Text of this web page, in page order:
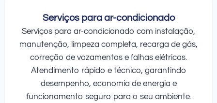
Serviços para ar-condicionado
Serviços para ar-condicionado com instalação,
manutenção, limpeza completa, recarga de gás,
correção de vazamentos e falhas elétricas.
Atendimento rápido e técnico, garantindo
desempenho, economia de energia e
funcionamento seguro para o seu ambiente.